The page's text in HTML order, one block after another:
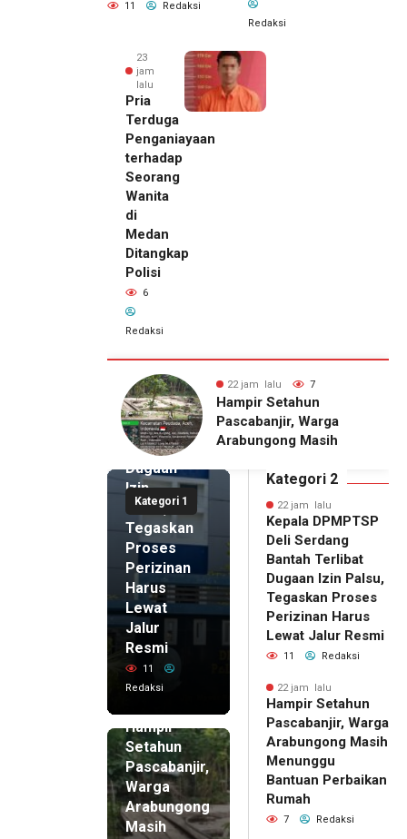
11
Redaksi
Redaksi
23
jam
lalu
Pria
Terduga
Penganiayaan
terhadap
Seorang
Wanita
di
Medan
Ditangkap
Polisi
6
Redaksi
23 jam lalu 6
Pria Terduga
Penganiayaan terhadap
Seorang Wanita di
Kategori 1
22 jam lalu
Deli
Serdang
Bantah
Terlibat
Dugaan
Izin
Palsu,
Tegaskan
Proses
Perizinan
Harus
Lewat
Jalur
Resmi
11
Redaksi
Hampir
Setahun
Pascabanjir,
Warga
Arabungong
Masih
Kategori 2
22 jam lalu
Kepala DPMPTSP
Deli Serdang
Bantah Terlibat
Dugaan Izin Palsu,
Tegaskan Proses
Perizinan Harus
Lewat Jalur Resmi
11 Redaksi
22 jam lalu
Hampir Setahun
Pascabanjir, Warga
Arabungong Masih
Menunggu
Bantuan Perbaikan
Rumah
7 Redaksi